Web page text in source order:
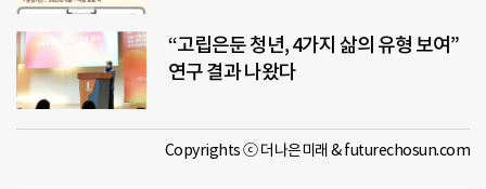
“고립은둔 청년, 4가지 삶의 유형 보여”
연구 결과 나왔다
Copyrights ⓒ 더나은미래 & futurechosun.com